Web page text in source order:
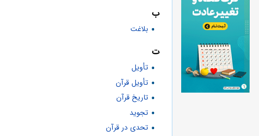
ب
بلاغت
ت
تأویل
تأویل قرآن
تاریخ قرآن
تجوید
تحدی در قرآن